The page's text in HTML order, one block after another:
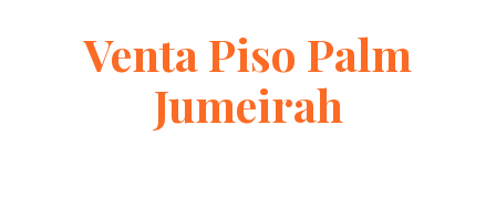
Venta Piso Palm
Jumeirah